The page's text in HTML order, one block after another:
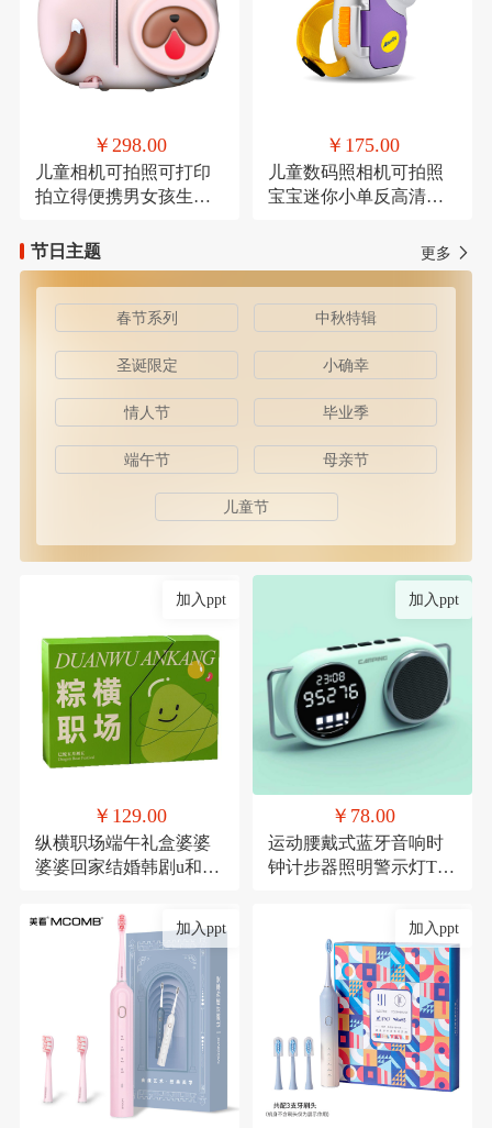
￥298.00
儿童相机可拍照可打印
拍立得便携男女孩生日
￥175.00
儿童数码照相机可拍照
宝宝迷你小单反高清卡
节日主题
更多
春节系列 中秋特辑
圣诞限定 小确幸
情人节 毕业季
端午节 母亲节
儿童节
加入ppt
￥129.00
纵横职场端午礼盒婆婆
婆婆回家结婚韩剧u和规
加入ppt
￥78.00
运动腰戴式蓝牙音响时
钟计步器照明警示灯TF
加入ppt 加入ppt